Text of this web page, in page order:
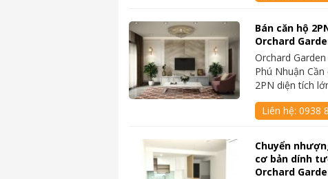
Bán căn hộ
Orchard
Orchard
Phú Nhuận
2PN diện tích
Liên hệ:0938
Chuyển
cơ bản dính
Orchard